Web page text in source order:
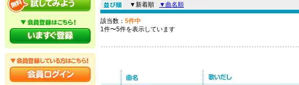
▼新着順 ▼曲名順
該当数： 5件中
1件〜5件を表示しています